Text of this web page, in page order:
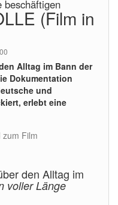
beschäftigen
(Film in
Alltag im Bann der
Dokumentation
und
erlebt eine
zum Film
den Alltag im
voller Länge